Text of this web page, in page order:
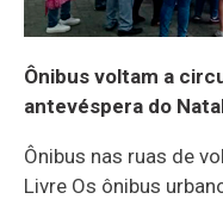
Ônibus voltam a
antevéspera do
Ônibus nas ruas de
Livre Os ônibus